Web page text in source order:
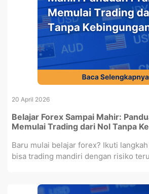
20 April 2026
Belajar Forex Sampai Mahir:
Memulai Trading dari Nol Tanpa
Baru mulai belajar forex? Ikuti
bisa trading mandiri dengan risiko